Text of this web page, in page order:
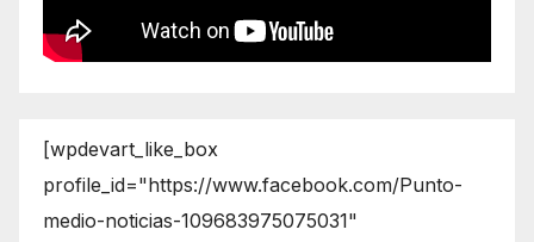
[wpdevart_like_box
profile_id="https://www.facebook.com/Punto-
medio-noticias-109683975075031"